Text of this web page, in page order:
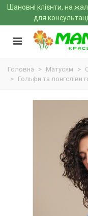
Шановні клієнти, на
для
Головна > Матусям >
> Гольфи та лонгсліви